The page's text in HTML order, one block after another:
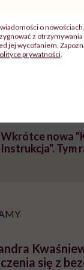
Wkrótce nowa
Instrukcja". Tym
się z
o
z
jej wycofaniem.
prywatności.